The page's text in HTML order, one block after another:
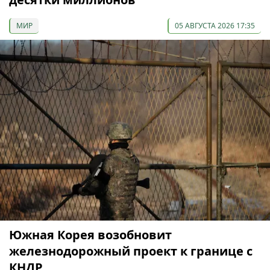
МИР 05 АВГУСТА 2026 17:35
Южная Корея возобновит
железнодорожный проект к границе с